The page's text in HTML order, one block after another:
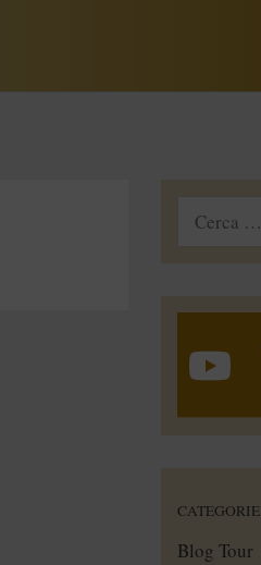
Ricerca
CATEGORIE
Blog Tour